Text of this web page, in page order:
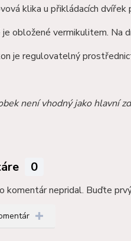
klika u přikládacích
obložené vermikulitem. Na
je regulovatelný
není vhodný jako hlavní
0
komentár nepridal. Buďte